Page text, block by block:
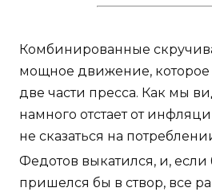
Комбинированные
мощное движение, которое
две части пресса. Как мы
намного отстает от
не сказаться на
Федотов выкатился, и, если
пришелся бы в створ, все